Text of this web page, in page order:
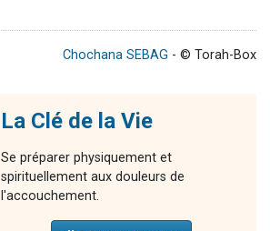
Chochana SEBAG - © Torah-Box
La Clé de la Vie
Se préparer physiquement et
spirituellement aux douleurs de
l'accouchement.